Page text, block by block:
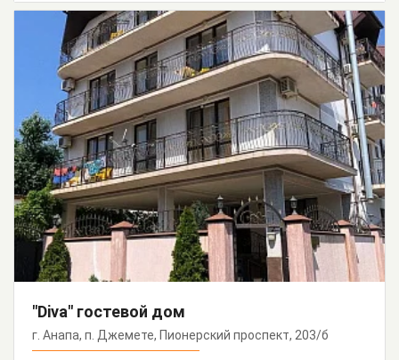
"Diva" гостевой дом
г. Анапа, п. Джемете, Пионерский проспект, 203/б